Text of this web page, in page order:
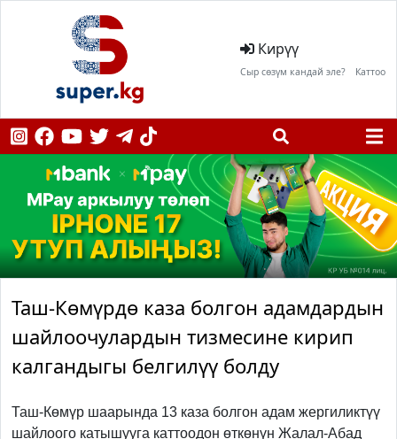
Кирүү
Сыр сөзүм кандай эле? Каттоо
Таш-Көмүрдө каза болгон адамдардын
шайлоочулардын тизмесине кирип
калгандыгы белгилүү болду
Таш-Көмүр шаарында 13 каза болгон адам жергиликтүү
шайлоого катышууга каттоодон өткөнүн Жалал-Абад